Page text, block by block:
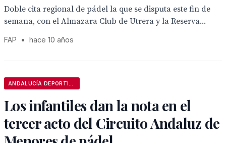
Doble cita regional de pádel la que se disputa este fin de
semana, con el Almazara Club de Utrera y la Reserva...
FAP • hace 10 años
Los infantiles dan la nota en el
tercer acto del Circuito Andaluz de